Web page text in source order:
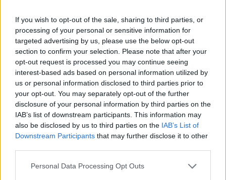
If you wish to opt-out of the sale, sharing to third parties, or
processing of your personal or sensitive information for
targeted advertising by us, please use the below opt-out
section to confirm your selection. Please note that after your
opt-out request is processed you may continue seeing
interest-based ads based on personal information utilized by
us or personal information disclosed to third parties prior to
your opt-out. You may separately opt-out of the further
disclosure of your personal information by third parties on the
IAB’s list of downstream participants. This information may
also be disclosed by us to third parties on the IAB’s List of
Downstream Participants that may further disclose it to other
Please note that this website/app uses one or more Google
Personal Data Processing Opt Outs
Sei già abbonato?
Puoi effettuare l'accesso andando nella
sezioneLogindal menù del sito o
cliccandoqui
TEMI: Francesco Lai
Notizie in tempo reale?